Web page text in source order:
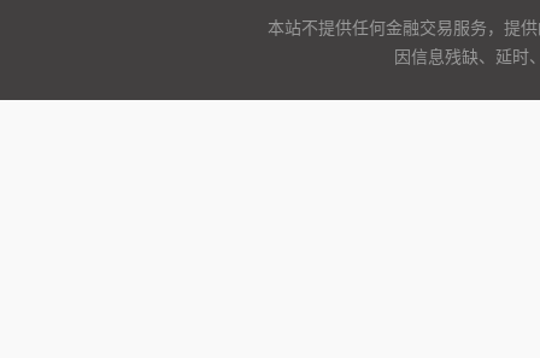
本站不提供任何金融交易服务，提
因信息残缺、延时